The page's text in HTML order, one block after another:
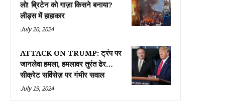
लो! ब्रिटेन को गाज़ा किसने बनाया?
लीड्स में हाहाकार
July 20, 2024
ATTACK ON TRUMP: ट्रंप पर
जानलेवा हमला, हमलावर तुरंत ढेर…
सीक्रेट सर्विसेज़ पर गंभीर सवाल
July 19, 2024